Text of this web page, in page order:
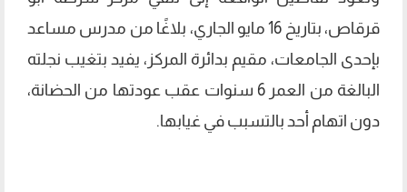
قرقاص، بتاريخ 16 مايو الجاري، بلاغًا من مدرس مساعد
بإحدى الجامعات، مقيم بدائرة المركز، يفيد بتغيب نجلته
البالغة من العمر 6 سنوات عقب عودتها من الحضانة،
دون اتهام أحد بالتسبب في غيابها.